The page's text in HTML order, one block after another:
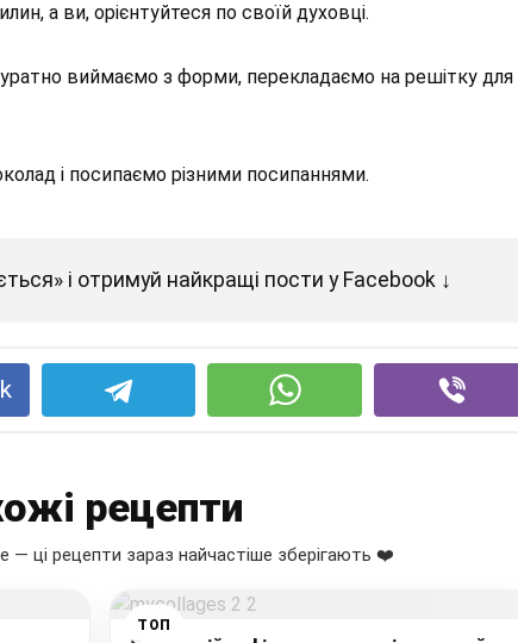
а ви, орієнтуйтеся по своїй духовці.
виймаємо з форми, перекладаємо на решітку для
і посипаємо різними посипаннями.
і отримуй найкращі пости у Facebook ↓
рецепти
— ці рецепти зараз найчастіше зберігають ❤️
ТОП